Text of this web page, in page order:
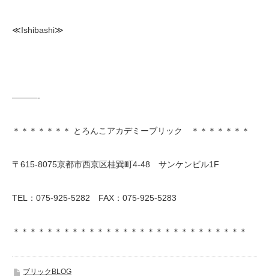
≪Ishibashi≫
———-
＊＊＊＊＊＊＊ とろんこアカデミーブリック ＊＊＊＊＊＊＊
〒615-8075京都市西京区桂巽町4-48 サンケンビル1F
TEL：075-925-5282 FAX：075-925-5283
＊＊＊＊＊＊＊＊＊＊＊＊＊＊＊＊＊＊＊＊＊＊＊＊＊＊＊＊
ブリックBLOG